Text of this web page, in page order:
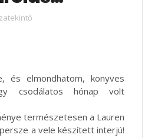
és elmondhatom, könyves
csodálatos hónap volt
természetesen a Lauren
a vele készített interjú!